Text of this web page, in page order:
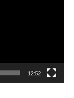
12:52